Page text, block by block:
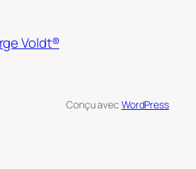
Voldt®
Conçu avec WordPress